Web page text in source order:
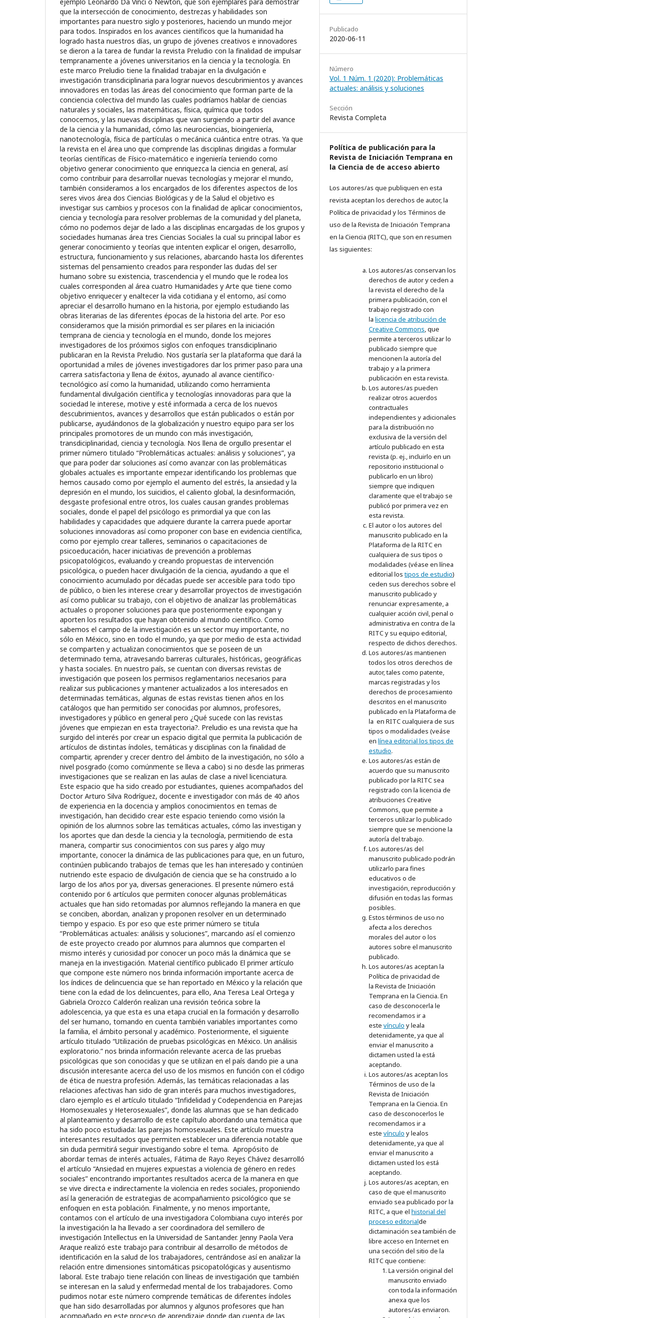
Publicado
2020-06-11
Número
Vol. 1 Núm. 1 (2020): Problemáticas
actuales: análisis y soluciones
Sección
Revista Completa
Política de publicación para la
Revista de Iniciación Temprana en
la Ciencia de de acceso abierto
Los autores/as que publiquen en esta
revista aceptan los derechos de autor, la
Política de privacidad y los Términos de
uso de la Revista de Iniciación Temprana
en la Ciencia (RITC), que son en resumen
las siguientes:
Los autores/as conservan los
derechos de autor y ceden a
la revista el derecho de la
primera publicación, con el
trabajo registrado con
la licencia de atribución de
Creative Commons , que
permite a terceros utilizar lo
publicado siempre que
mencionen la autoría del
trabajo y a la primera
publicación en esta revista.
Los autores/as pueden
realizar otros acuerdos
contractuales
independientes y adicionales
para la distribución no
exclusiva de la versión del
artículo publicado en esta
revista (p. ej., incluirlo en un
repositorio institucional o
publicarlo en un libro)
siempre que indiquen
claramente que el trabajo se
publicó por primera vez en
esta revista.
El autor o los autores del
manuscrito publicado en la
Plataforma de la RITC en
cualquiera de sus tipos o
modalidades (véase en línea
editorial lostipos de estudio)
ceden sus derechos sobre el
manuscrito publicado y
renunciar expresamente, a
cualquier acción civil, penal o
administrativa en contra de la
RITC y su equipo editorial,
respecto de dichos derechos.
Los autores/as mantienen
todos los otros derechos de
autor, tales como patente,
marcas registradas y los
derechos de procesamiento
descritos en el manuscrito
publicado en la Plataforma de
la en RITC cualquiera de sus
tipos o modalidades (veáse
en línea editorial los tipos de
estudio.
Los autores/as están de
acuerdo que su manuscrito
publicado por la RITC sea
registrado con la licencia de
atribuciones Creative
Commons, que permite a
terceros utilizar lo publicado
siempre que se mencione la
autoría del trabajo.
Los autores/as del
manuscrito publicado podrán
utilizarlo para fines
educativos o de
investigación, reproducción y
difusión en todas las formas
posibles.
Estos términos de uso no
afecta a los derechos
morales del autor o los
autores sobre el manuscrito
publicado.
Los autores/as aceptan la
Política de privacidad de
la Revista de Iniciación
Temprana en la Ciencia. En
caso de desconocerla le
recomendamos ir a
este vínculo y leala
detenidamente, ya que al
enviar el manuscrito a
dictamen usted la está
aceptando.
Los autores/as aceptan los
Términos de uso de la
Revista de Iniciación
Temprana en la Ciencia. En
caso de desconocerlos le
recomendamos ir a
este vínculo y lealos
detenidamente, ya que al
enviar el manuscrito a
dictamen usted los está
aceptando.
Los autores/as aceptan, en
caso de que el manuscrito
enviado sea publicado por la
RITC, a que el historial del
proceso editorialde
dictaminación sea también de
libre acceso en Internet en
una sección del sitio de la
RITC que contiene:
La versión original del
manuscrito enviado
con toda la información
anexa que los
autores/as enviaron.